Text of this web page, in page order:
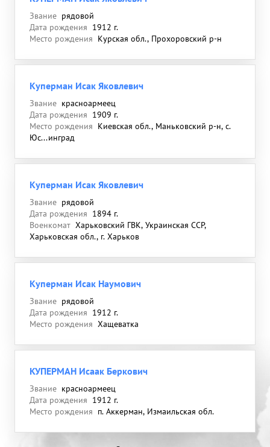
Звание рядовой
Дата рождения 1912 г.
Место рождения Курская обл., Прохоровский р-н
Куперман Исак Яковлевич
Звание красноармеец
Дата рождения 1909 г.
Место рождения Киевская обл., Маньковский р-н, с.
Юс...инград
Куперман Исак Яковлевич
Звание рядовой
Дата рождения 1894 г.
Военкомат Харьковский ГВК, Украинская ССР,
Харьковская обл., г. Харьков
Куперман Исак Наумович
Звание рядовой
Дата рождения 1912 г.
Место рождения Хащеватка
КУПЕРМАН Исаак Беркович
Звание красноармеец
Дата рождения 1912 г.
Место рождения п. Аккерман, Измаильская обл.